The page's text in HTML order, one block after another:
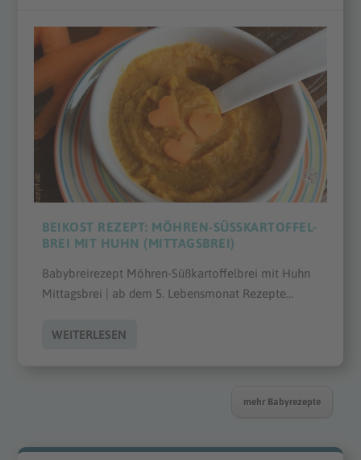
BEIKOST REZEPT: MÖHREN-SÜSSKARTOFFEL-B
REI MIT HUHN (MITTAGSBREI)
Babybreirezept Möhren-Süßkartoffelbrei mit Huhn
Mittagsbrei | ab dem 5. Lebensmonat Rezepte...
WEITERLESEN
mehr Babyrezepte